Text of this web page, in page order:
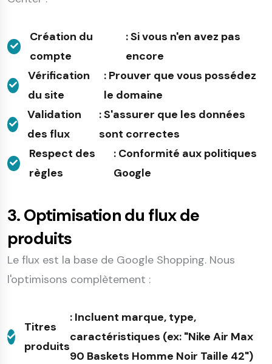
Création du
compte
: Si vous n'en avez pas
encore
Vérification
du site
: Prouver que vous possédez
le domaine
Validation
des flux
: S'assurer que les données
sont correctes
Respect des
règles
: Conformité aux politiques
Google
3. Optimisation du flux de
produits
Le flux est la base de Google Shopping. Nous
l'optimisons complètement :
Titres
produits
: Incluent marque, type,
caractéristiques (ex: "Nike Air Max
90 Baskets Homme Noir Taille 42")